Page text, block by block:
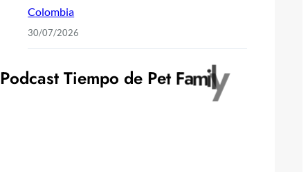
Colombia
30/07/2026
Podcast Tiempo de Pet Family